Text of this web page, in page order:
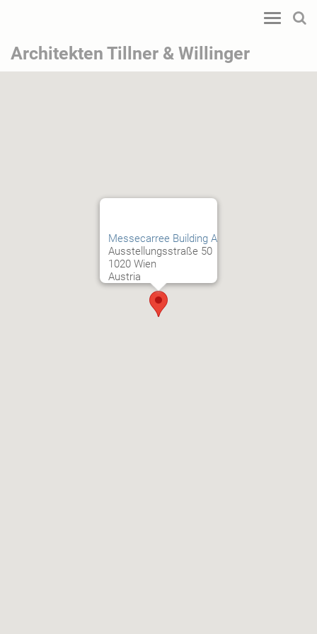
Toggle
Architekten Tillner & Willinger
Messecarree Building A
Ausstellungsstraße 50
1020 Wien
Austria